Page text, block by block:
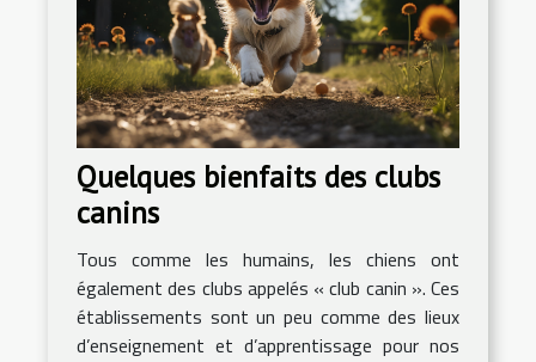
Quelques bienfaits des clubs
canins
Tous comme les humains, les chiens ont
également des clubs appelés « club canin ». Ces
établissements sont un peu comme des lieux
d’enseignement et d’apprentissage pour nos